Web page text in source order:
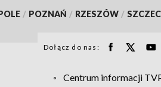
/ POZNAŃ / RZESZÓW /
Dołącz do nas:
Centrum informacji